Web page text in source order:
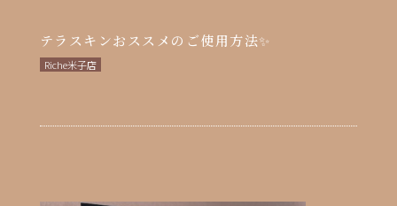
テラスキンおススメのご使用方法✨
Riche米子店